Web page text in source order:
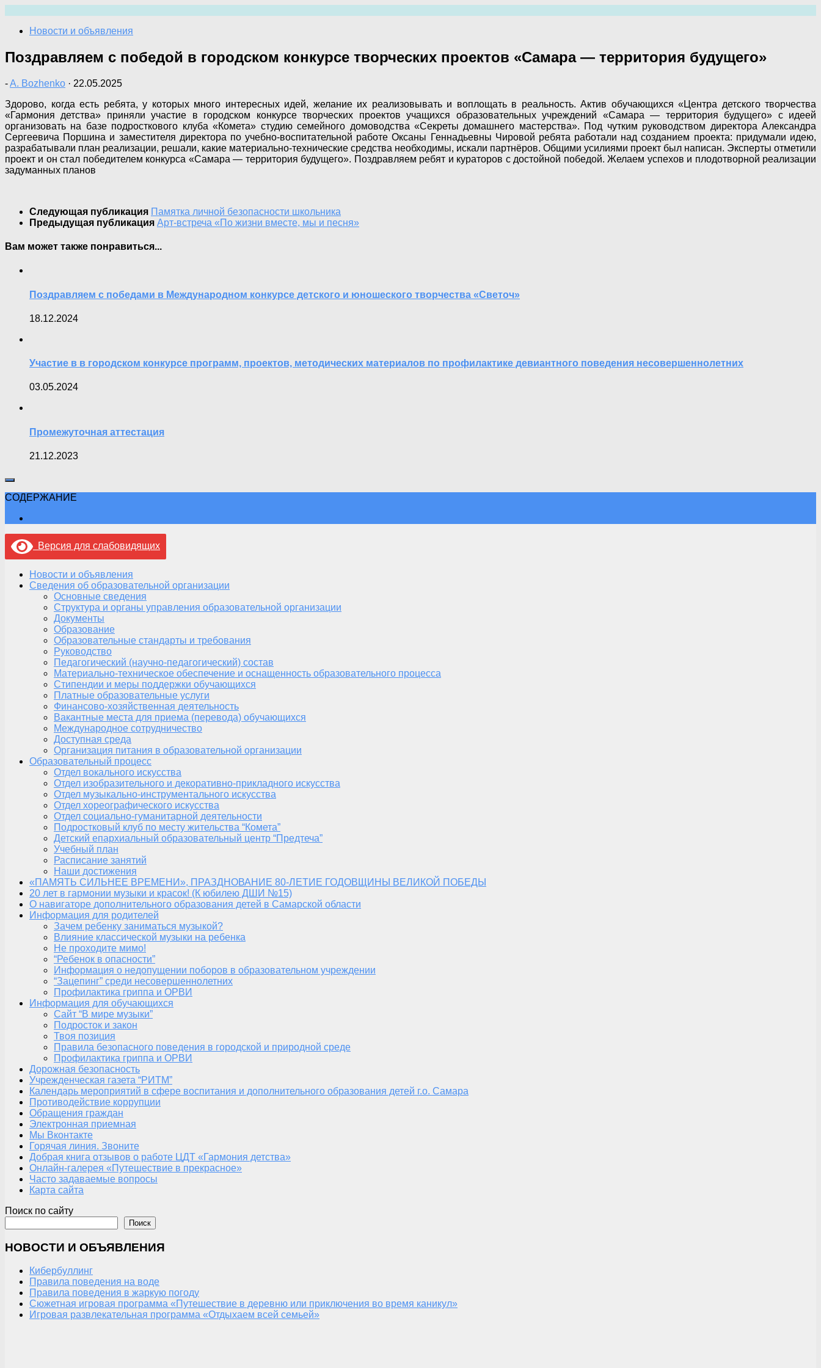
содержимому
Новости и объявления
Поздравляем с победой в городском конкурсе творческих проектов «Самара — территория будущего»
-A. Bozhenko · 22.05.2025
Здорово, когда есть ребята, у которых много интересных идей, желание их реализовывать и воплощать в реальность. Актив обучающихся «Центра детского творчества
«Гармония детства» приняли участие в городском конкурсе творческих проектов учащихся образовательных учреждений «Самара — территория будущего» с идеей
организовать на базе подросткового клуба «Комета» студию семейного домоводства «Секреты домашнего мастерства». Под чутким руководством директора Александра
Сергеевича Поршина и заместителя директора по учебно-воспитательной работе Оксаны Геннадьевны Чировой ребята работали над созданием проекта: придумали идею,
разрабатывали план реализации, решали, какие материально-технические средства необходимы, искали партнёров. Общими усилиями проект был написан. Эксперты отметили
проект и он стал победителем конкурса «Самара — территория будущего». Поздравляем ребят и кураторов с достойной победой. Желаем успехов и плодотворной реализации
задуманных планов
Следующая публикация Памятка личной безопасности школьника
Предыдущая публикация Арт-встреча «По жизни вместе, мы и песня»
Вам может также понравиться...
Поздравляем с победами в Международном конкурсе детского и юношеского творчества «Светоч»
18.12.2024
Участие в в городском конкурсе программ, проектов, методических материалов по профилактике девиантного поведения несовершеннолетних
03.05.2024
Промежуточная аттестация
21.12.2023
СОДЕРЖАНИЕ
Версия для слабовидящих
Новости и объявления
Сведения об образовательной организации
Основные сведения
Структура и органы управления образовательной организации
Документы
Образование
Образовательные стандарты и требования
Руководство
Педагогический (научно-педагогический) состав
Материально-техническое обеспечение и оснащенность образовательного процесса
Стипендии и меры поддержки обучающихся
Платные образовательные услуги
Финансово-хозяйственная деятельность
Вакантные места для приема (перевода) обучающихся
Международное сотрудничество
Доступная среда
Организация питания в образовательной организации
Образовательный процесс
Отдел вокального искусства
Отдел изобразительного и декоративно-прикладного искусства
Отдел музыкально-инструментального искусства
Отдел хореографического искусства
Отдел социально-гуманитарной деятельности
Подростковый клуб по месту жительства “Комета”
Детский епархиальный образовательный центр “Предтеча”
Учебный план
Расписание занятий
Наши достижения
«ПАМЯТЬ СИЛЬНЕЕ ВРЕМЕНИ», ПРАЗДНОВАНИЕ 80-ЛЕТИЕ ГОДОВЩИНЫ ВЕЛИКОЙ ПОБЕДЫ
20 лет в гармонии музыки и красок! (К юбилею ДШИ №15)
О навигаторе дополнительного образования детей в Самарской области
Информация для родителей
Зачем ребенку заниматься музыкой?
Влияние классической музыки на ребенка
Не проходите мимо!
“Ребенок в опасности”
Информация о недопущении поборов в образовательном учреждении
“Зацепинг” среди несовершеннолетних
Профилактика гриппа и ОРВИ
Информация для обучающихся
Сайт “В мире музыки”
Подросток и закон
Твоя позиция
Правила безопасного поведения в городской и природной среде
Профилактика гриппа и ОРВИ
Дорожная безопасность
Учрежденческая газета “РИТМ”
Календарь мероприятий в сфере воспитания и дополнительного образования детей г.о. Самара
Противодействие коррупции
Обращения граждан
Электронная приемная
Мы Вконтакте
Горячая линия. Звоните
Добрая книга отзывов о работе ЦДТ «Гармония детства»
Онлайн-галерея «Путешествие в прекрасное»
Часто задаваемые вопросы
Карта сайта
Поиск по сайту
Поиск
НОВОСТИ И ОБЪЯВЛЕНИЯ
Кибербуллинг
Правила поведения на воде
Правила поведения в жаркую погоду
Сюжетная игровая программа «Путешествие в деревню или приключения во время каникул»
Игровая развлекательная программа «Отдыхаем всей семьей»